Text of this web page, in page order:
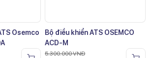
Osemco
Bộ điều khiển ATS OSEMCO
ACD-M
5.300.000VNĐ